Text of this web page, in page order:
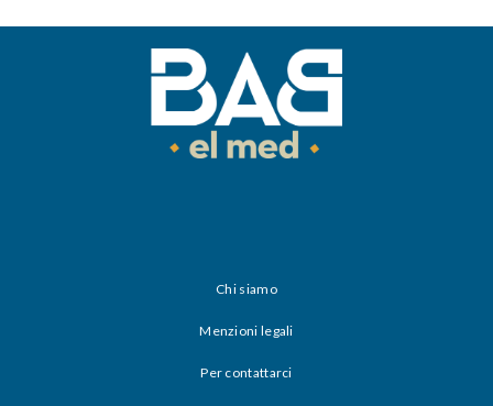
Chi siamo
Menzioni legali
Per contattarci